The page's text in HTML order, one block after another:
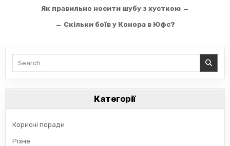
Навігація
записів
Як правильно носити шубу з хусткою →
← Скільки боїв у Конора в Юфс?
Категорії
Корисні поради
Різне